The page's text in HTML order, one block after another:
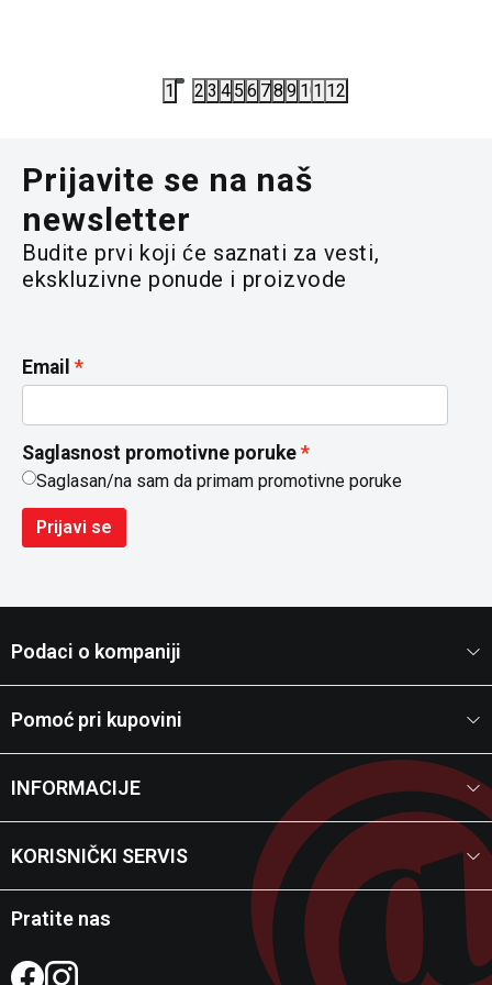
1 2 3 4 5 6 78 9 101112
Prijavite se na naš
newsletter
Budite prvi koji će saznati za vesti,
ekskluzivne ponude i proizvode
Email
Saglasnost promotivne poruke
Saglasan/na sam da primam promotivne poruke
Prijavi se
Podaci o kompaniji
Pomoć pri kupovini
INFORMACIJE
KORISNIČKI SERVIS
Pratite nas